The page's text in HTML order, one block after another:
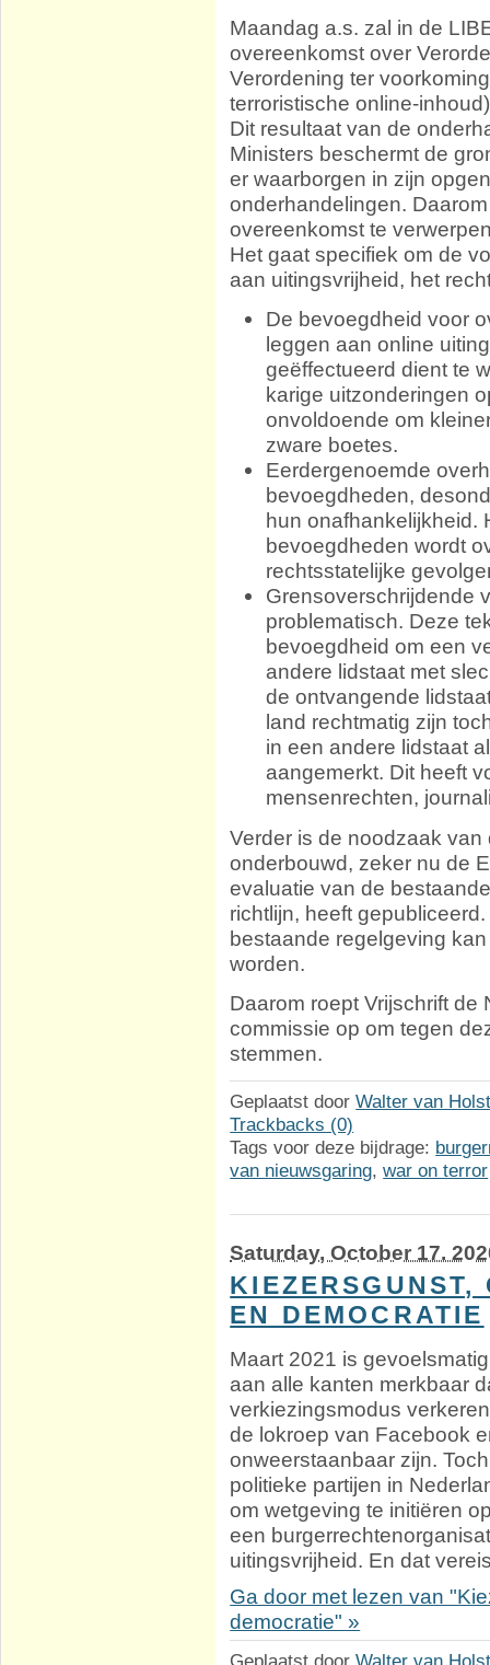
Maandag a.s. zal in de
overeenkomst over
Verordening ter
terroristische online-
Dit resultaat van de
Ministers beschermt de
er waarborgen in zijn
onderhandelingen.
overeenkomst te
Het gaat specifiek om de
aan uitingsvrijheid, het
De bevoegdheid voor
leggen aan online
geëffectueerd dient te
karige uitzonderingen
onvoldoende om
zware boetes.
Eerdergenoemde
bevoegdheden,
hun onafhankelijkheid.
bevoegdheden wordt
rechtsstatelijke
Grensoverschrijdende
problematisch. Deze
bevoegdheid om een
andere lidstaat met
de ontvangende
land rechtmatig zijn
in een andere lidstaat
aangemerkt. Dit heeft
mensenrechten,
Verder is de noodzaak
onderbouwd, zeker nu de
evaluatie van de
richtlijn, heeft
bestaande regelgeving
worden.
Daarom roept Vrijschrift
commissie op om tegen
stemmen.
Geplaatst doorWalter van
Trackbacks (0)
Tags voor deze bijdrage:
van nieuwsgaring,war on terror
Saturday, October 17.
KIEZERSGUNST,
EN DEMOCRATIE
Maart 2021 is
aan alle kanten merkbaar
verkiezingsmodus
de lokroep van Facebook
onweerstaanbaar zijn.
politieke partijen in
om wetgeving te initiëren
een
uitingsvrijheid. En dat
Ga door met lezen van
democratie" »